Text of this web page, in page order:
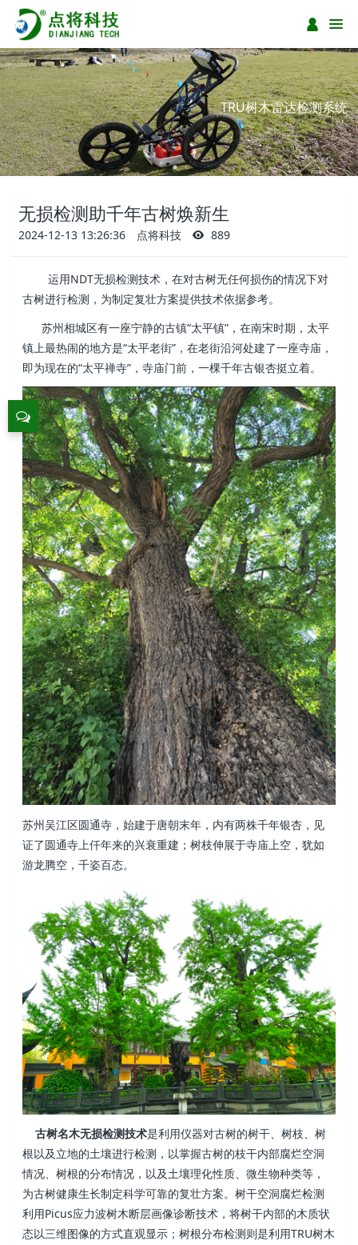
TRU树木雷达检测系统
无损检测助千年古树焕新生
2024-12-13 13:26:36 点将科技 889
运用NDT无损检测技术，在对古树无任何损伤的情况下对
古树进行检测，为制定复壮方案提供技术依据参考。
苏州相城区有一座宁静的古镇“太平镇”，在南宋时期，太平
镇上最热闹的地方是“太平老街”，在老街沿河处建了一座寺庙，
即为现在的“太平禅寺”，寺庙门前，一棵千年古银杏挺立着。
苏州吴江区圆通寺，始建于唐朝末年，内有两株千年银杏，见
证了圆通寺上仟年来的兴衰重建；树枝伸展于寺庙上空，犹如
游龙腾空，千姿百态。
古树名木无损检测技术是利用仪器对古树的树干、树枝、树
根以及立地的土壤进行检测，以掌握古树的枝干内部腐烂空洞
情况、树根的分布情况，以及土壤理化性质、微生物种类等，
为古树健康生长制定科学可靠的复壮方案。树干空洞腐烂检测
利用Picus应力波树木断层画像诊断技术，将树干内部的木质状
态以三维图像的方式直观显示；树根分布检测则是利用TRU树木